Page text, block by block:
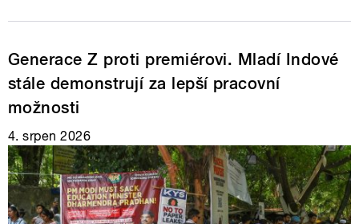
Generace Z proti premiérovi. Mladí Indové
stále demonstrují za lepší pracovní
možnosti
4. srpen 2026